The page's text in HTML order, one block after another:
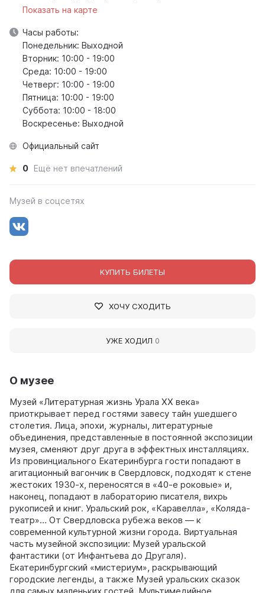
О музее
Музей «Литературная жизнь Урала XX века»
приоткрывает перед гостями завесу тайн ушедшего
столетия. Лица, эпохи, журналы, литературные
объединения, представленные в постоянной экспозиции
музея, сменяют друг друга в эффектных инсталляциях.
Из провинциального Екатеринбурга гости попадают в
агитационный вагончик в Свердловск, подходят к стене
жестоких 1930-х, переносятся в «40-е роковые» и,
наконец, попадают в лабораторию писателя, вихрь
рукописей и книг. Уральский рок, «Каравелла», «Коляда-
театр»… От Свердловска рубежа веков — к
современной культурной жизни города. Виртуальная
часть музейной экспозиции: Музей уральской
фантастики (от Инфантьева до Другаля).
Екатеринбургский «мистериум», раскрывающий
городские легенды, а также Музей уральских сказок
Показать на карте
Часы работы:
Понедельник: Выходной
Вторник: 10:00 - 19:00
Среда: 10:00 - 19:00
Четверг: 10:00 - 19:00
Пятница: 10:00 - 19:00
Суббота: 10:00 - 18:00
Воскресенье: Выходной
Официальный сайт
0 Ещё нет впечатлений
Музей в соцсетях
КУПИТЬ БИЛЕТЫ
ХОЧУ СХОДИТЬ
УЖЕ ХОДИЛ 0